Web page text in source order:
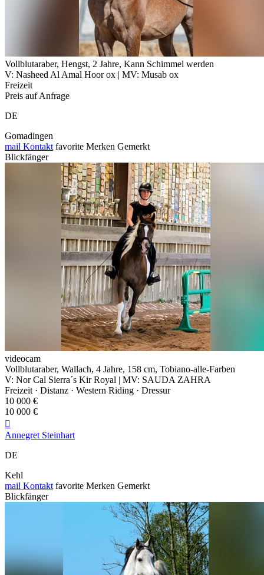
Vollblutaraber, Hengst, 2 Jahre, Kann Schimmel werden
V: Nasheed Al Amal Hoor ox | MV: Musab ox
Freizeit
Preis auf Anfrage
DE
Gomadingen
mail Kontakt favorite Merken Gemerkt
Blickfänger
videocam
Vollblutaraber, Wallach, 4 Jahre, 158 cm, Tobiano-alle-Farben
V: Nor Cal Sierra´s Kir Royal | MV: SAUDA ZAHRA
Freizeit · Distanz · Western Riding · Dressur
10 000 €
10 000 €

Annegret Steinhart
DE
Kehl
mail Kontakt favorite Merken Gemerkt
Blickfänger